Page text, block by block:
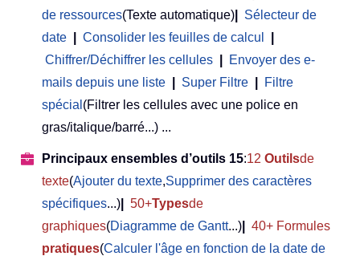
de ressources(Texte automatique)
Sélecteur de
date
Consolider les feuilles de calcul
Chiffrer/Déchiffrer les cellules
Envoyer des e-
mails depuis une liste
Super Filtre
Filtre
spécial (Filtrer les cellules avec une police en
gras/italique/barré...) ...
Principaux ensembles d’outils 15:12 Outilsde
texte(Ajouter du texte,Supprimer des caractères
spécifiques...) 50+Typesde
graphiques(Diagramme de Gantt...)
40+ Formules
pratiques(Calculer l'âge en fonction de la date de